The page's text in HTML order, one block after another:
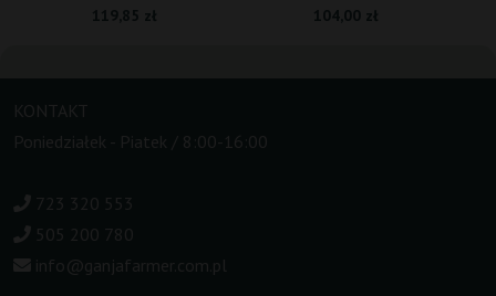
119,85 zł
104,00 zł
KONTAKT
Poniedziałek - Piatek / 8:00-16:00
723 320 553
505 200 780
info@ganjafarmer.com.pl